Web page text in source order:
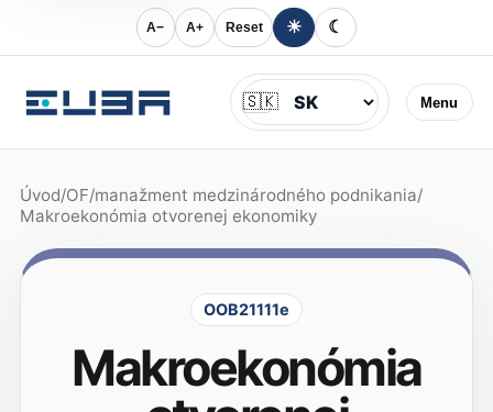
A− A+ Reset ☀ ☾
Menu
Jazyk
🇸🇰
Úvod/OF/manažment medzinárodného podnikania/
Makroekonómia otvorenej ekonomiky
OOB21111e
Makroekonómia